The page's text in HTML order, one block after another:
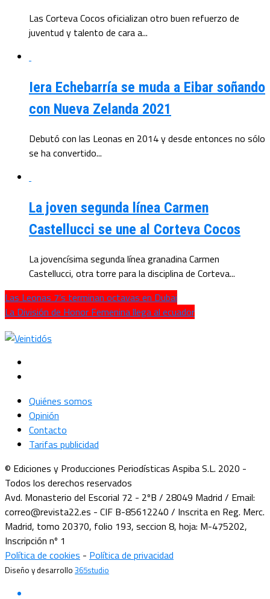
Las Corteva Cocos oficializan otro buen refuerzo de
juventud y talento de cara a...
Iera Echebarría se muda a Eibar soñando
con Nueva Zelanda 2021
Debutó con las Leonas en 2014 y desde entonces no sólo
se ha convertido...
La joven segunda línea Carmen
Castellucci se une al Corteva Cocos
La jovencísima segunda línea granadina Carmen
Castellucci, otra torre para la disciplina de Corteva...
Las Leonas 7’s terminan octavas en Dubai
La División de Honor Femenina llega al ecuador
Quiénes somos
Opinión
Contacto
Tarifas publicidad
© Ediciones y Producciones Periodísticas Aspiba S.L. 2020 -
Todos los derechos reservados
Avd. Monasterio del Escorial 72 - 2ºB / 28049 Madrid / Email:
correo@revista22.es - CIF B-85612240 / Inscrita en Reg. Merc.
Madrid, tomo 20370, folio 193, seccion 8, hoja: M-475202,
Inscripción nº 1
Política de cookies - Política de privacidad
Diseño y desarrollo 365studio